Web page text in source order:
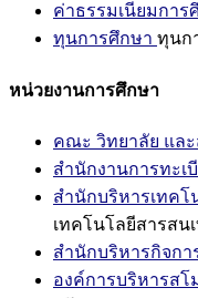
ค่าธรรมเนียมการ
ทุนการศึกษา ทุนก
หน่วยงานการศึกษา
คณะ วิทยาลัย แล
สำนักงานการทะเ
สำนักบริหารเทคโ
เทคโนโลยีสารสน
สำนักบริหารกิจกา
องค์การบริหารสโ